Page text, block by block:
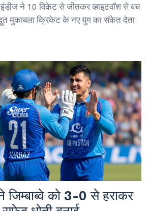
ने 10 विकेट से जीतकर व्हाइटवॉश से बच
मुकाबला क्रिकेट के नए युग का संकेत देता
जिम्बाब्वे को 3-0 से हराकर